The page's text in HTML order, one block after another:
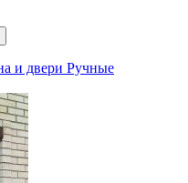
Ручные